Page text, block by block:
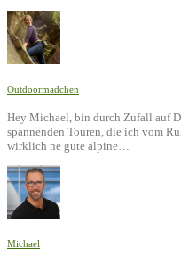
Outdoormädchen
Hey Michael, bin durch Zufall auf
spannenden Touren, die ich vom
wirklich ne gute alpine…
Michael